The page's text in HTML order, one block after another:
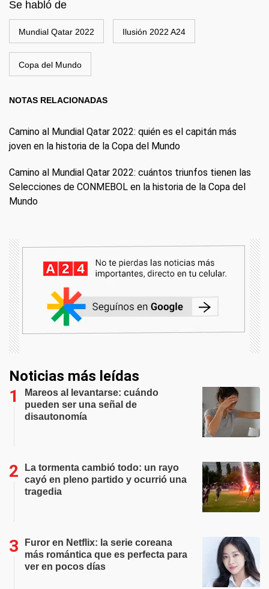
Se habló de
Mundial Qatar 2022 Ilusión 2022 A24
Copa del Mundo
NOTAS RELACIONADAS
Camino al Mundial Qatar 2022: quién es el capitán más
joven en la historia de la Copa del Mundo
Camino al Mundial Qatar 2022: cuántos triunfos tienen las
Selecciones de CONMEBOL en la historia de la Copa del
Mundo
Noticias más leídas
Mareos al levantarse: cuándo
pueden ser una señal de
disautonomía
La tormenta cambió todo: un rayo
cayó en pleno partido y ocurrió una
tragedia
Furor en Netflix: la serie coreana
más romántica que es perfecta para
ver en pocos días